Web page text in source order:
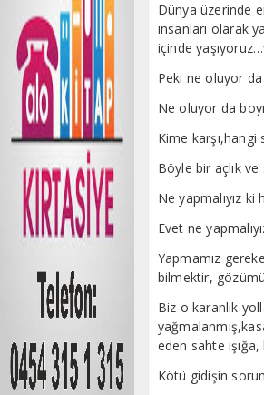
Dünya üzerinde
insanları olarak
içinde
Peki ne oluyor
Ne oluyor da
Kime karşı,hangi
Böyle bir açlık
Ne yapmalıyız ki
Evet ne
Yapmamız
bilmektir,
Biz o karanlık
eden sahte
Kötü gidişin